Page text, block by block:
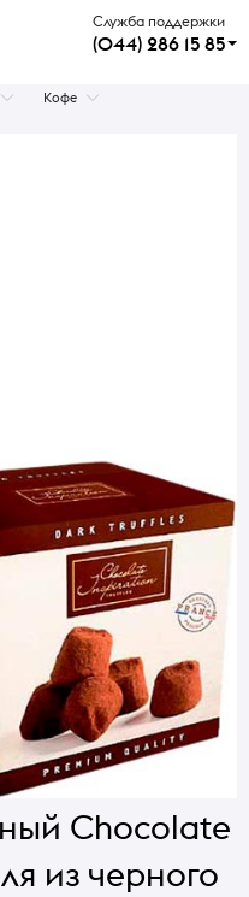
Служба поддержки
(044) 286 15 85
Кофе
Chocolate
из черного